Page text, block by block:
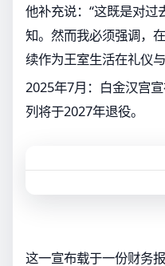
他补充说：“这既是对过
知。然而我必须强调，
续作为王室生活在礼仪
2025年7月：白金汉宫
列将于2027年退役。
这一宣布载于一份财务